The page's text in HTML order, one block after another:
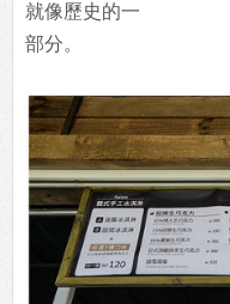
就像歷史的一
部分。